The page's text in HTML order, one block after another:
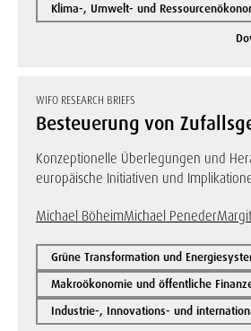
Klima-, Umwelt- und
WIFO RESEARCH BRIEFS
Besteuerung von
Konzeptionelle Überlegungen und
europäische Initiativen und
Michael BöheimMichael Peneder
Grüne Transformation und
Makroökonomie und öffentliche
Industrie-, Innovations- und